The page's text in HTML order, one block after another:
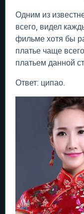
Одним из
всего, видел
фильме хотя бы
платье чаще
платьем данной
Ответ: ципао.